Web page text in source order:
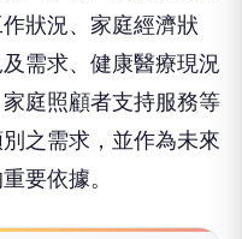
狀況、家庭經濟狀
需求、健康醫療現況
庭照顧者支持服務等
之需求，並作為未來
要依據。